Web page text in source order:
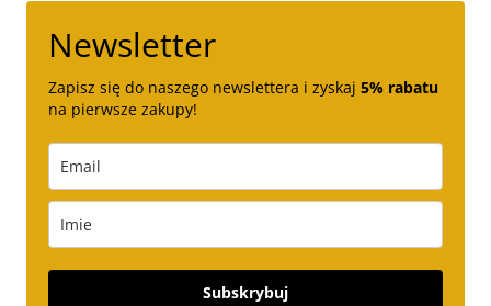
Newsletter
Zapisz się do naszego newslettera i zyskaj 5% rabatu
na pierwsze zakupy!
Subskrybuj